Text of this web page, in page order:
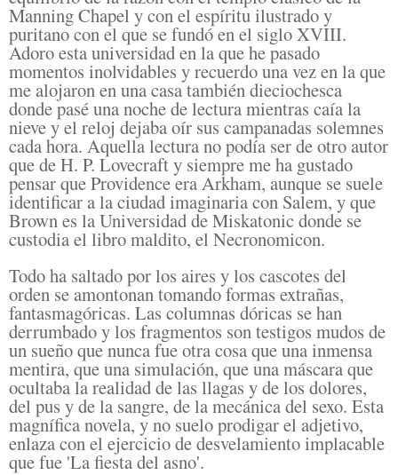
Manning Chapel y con el espíritu ilustrado y
puritano con el que se fundó en el siglo XVIII.
Adoro esta universidad en la que he pasado
momentos inolvidables y recuerdo una vez en la que
me alojaron en una casa también dieciochesca
donde pasé una noche de lectura mientras caía la
nieve y el reloj dejaba oír sus campanadas solemnes
cada hora. Aquella lectura no podía ser de otro autor
que de H. P. Lovecraft y siempre me ha gustado
pensar que Providence era Arkham, aunque se suele
identificar a la ciudad imaginaria con Salem, y que
Brown es la Universidad de Miskatonic donde se
custodia el libro maldito, el Necronomicon.
Todo ha saltado por los aires y los cascotes del
orden se amontonan tomando formas extrañas,
fantasmagóricas. Las columnas dóricas se han
derrumbado y los fragmentos son testigos mudos de
un sueño que nunca fue otra cosa que una inmensa
mentira, que una simulación, que una máscara que
ocultaba la realidad de las llagas y de los dolores,
del pus y de la sangre, de la mecánica del sexo. Esta
magnífica novela, y no suelo prodigar el adjetivo,
enlaza con el ejercicio de desvelamiento implacable
que fue 'La fiesta del asno'.